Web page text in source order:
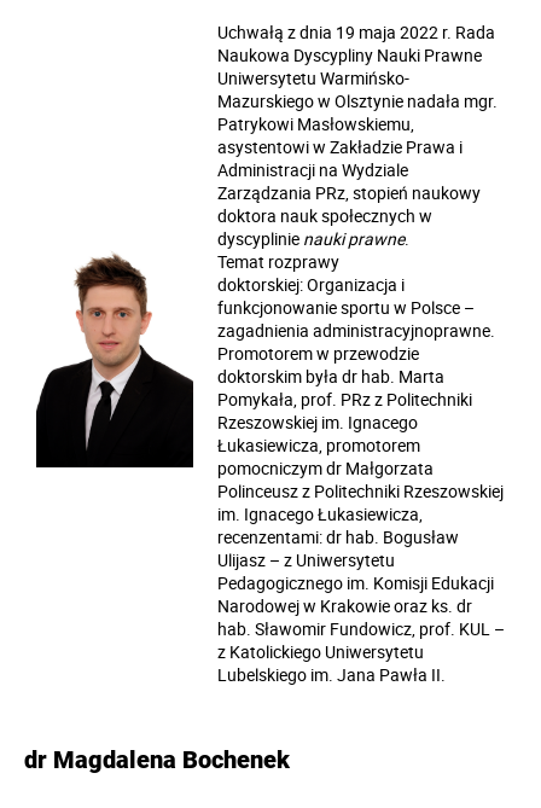
Uchwałą z dnia 19 maja 2022 r. Rada
Naukowa Dyscypliny Nauki Prawne
Uniwersytetu Warmińsko-
Mazurskiego w Olsztynie nadała mgr.
Patrykowi Masłowskiemu,
asystentowi w Zakładzie Prawa i
Administracji na Wydziale
Zarządzania PRz, stopień naukowy
doktora nauk społecznych w
dyscyplinie nauki prawne.
Temat rozprawy
doktorskiej: Organizacja i
funkcjonowanie sportu w Polsce –
zagadnienia administracyjnoprawne.
Promotorem w przewodzie
doktorskim była dr hab. Marta
Pomykała, prof. PRz z Politechniki
Rzeszowskiej im. Ignacego
Łukasiewicza, promotorem
pomocniczym dr Małgorzata
Polinceusz z Politechniki Rzeszowskiej
im. Ignacego Łukasiewicza,
recenzentami: dr hab. Bogusław
Ulijasz – z Uniwersytetu
Pedagogicznego im. Komisji Edukacji
Narodowej w Krakowie oraz ks. dr
hab. Sławomir Fundowicz, prof. KUL –
z Katolickiego Uniwersytetu
Lubelskiego im. Jana Pawła II.
dr Magdalena Bochenek